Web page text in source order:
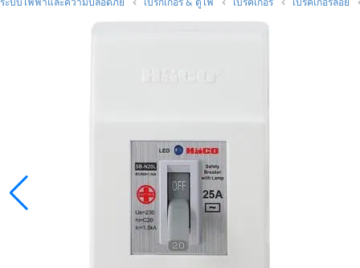
ระบบไฟฟ้าและความปลอดภัย เบรกเกอร์ & ตู้ไฟ เบรคเกอร์ เบรคเกอร์ลอย